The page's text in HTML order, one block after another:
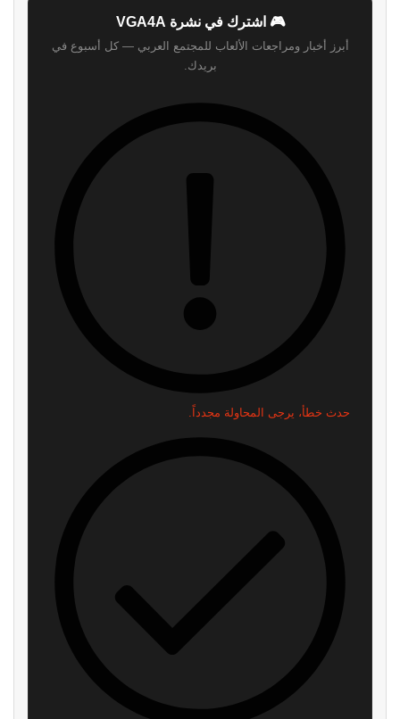
🎮 اشترك في نشرة VGA4A
أبرز أخبار ومراجعات الألعاب للمجتمع العربي — كل أسبوع في
بريدك.
حدث خطأ، يرجى المحاولة مجدداً.